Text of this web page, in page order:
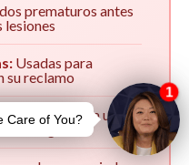
prematuros antes
lesiones
Usadas para
su reclamo
Culpar a usted
asegurado